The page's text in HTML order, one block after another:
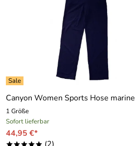
Canyon Women Sports Hose marine
1 Größe
Sofort lieferbar
44,95 €*
*****